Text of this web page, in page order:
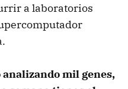
a laboratorios
analizando mil genes,